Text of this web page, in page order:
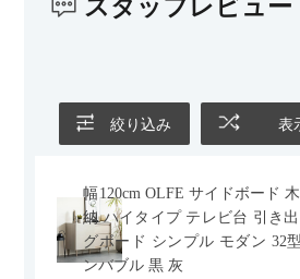
また、カウチのように足を伸ばしてくつ
かせるため、普段はカウチとして使い、
す。
スタッフレビュー
絞り込み 表
幅120cm OLFE サイドボード
納 ハイタイプ テレビ台 引き
グボード シンプル モダン 32
ンバブル 黒 灰